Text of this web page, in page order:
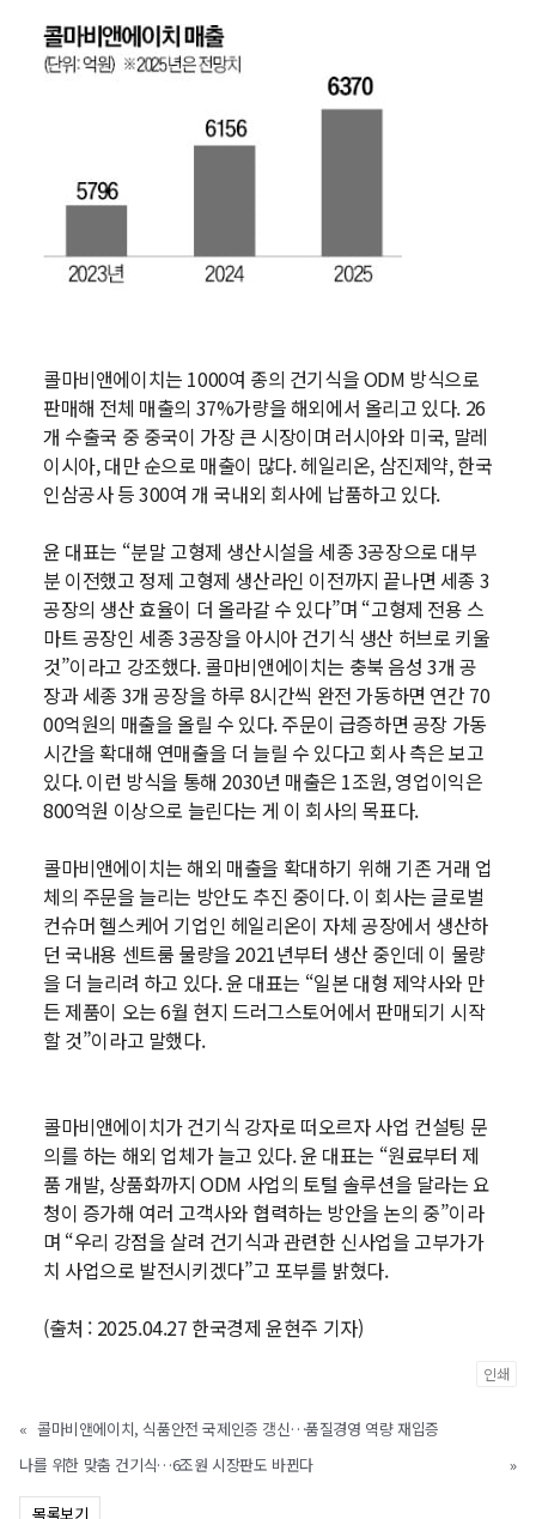
콜마비앤에이치는 1000여 종의 건기식을 ODM 방식으로
판매해 전체 매출의 37%가량을 해외에서 올리고 있다. 26
개 수출국 중 중국이 가장 큰 시장이며 러시아와 미국, 말레
이시아, 대만 순으로 매출이 많다. 헤일리온, 삼진제약, 한국
인삼공사 등 300여 개 국내외 회사에 납품하고 있다.
윤 대표는 “분말 고형제 생산시설을 세종 3공장으로 대부
분 이전했고 정제 고형제 생산라인 이전까지 끝나면 세종 3
공장의 생산 효율이 더 올라갈 수 있다”며 “고형제 전용 스
마트 공장인 세종 3공장을 아시아 건기식 생산 허브로 키울
것”이라고 강조했다. 콜마비앤에이치는 충북 음성 3개 공
장과 세종 3개 공장을 하루 8시간씩 완전 가동하면 연간 70
00억원의 매출을 올릴 수 있다. 주문이 급증하면 공장 가동
시간을 확대해 연매출을 더 늘릴 수 있다고 회사 측은 보고
있다. 이런 방식을 통해 2030년 매출은 1조원, 영업이익은
800억원 이상으로 늘린다는 게 이 회사의 목표다.
콜마비앤에이치는 해외 매출을 확대하기 위해 기존 거래 업
체의 주문을 늘리는 방안도 추진 중이다. 이 회사는 글로벌
컨슈머 헬스케어 기업인 헤일리온이 자체 공장에서 생산하
던 국내용 센트룸 물량을 2021년부터 생산 중인데 이 물량
을 더 늘리려 하고 있다. 윤 대표는 “일본 대형 제약사와 만
든 제품이 오는 6월 현지 드러그스토어에서 판매되기 시작
할 것”이라고 말했다.
콜마비앤에이치가 건기식 강자로 떠오르자 사업 컨설팅 문
의를 하는 해외 업체가 늘고 있다. 윤 대표는 “원료부터 제
품 개발, 상품화까지 ODM 사업의 토털 솔루션을 달라는 요
청이 증가해 여러 고객사와 협력하는 방안을 논의 중”이라
며 “우리 강점을 살려 건기식과 관련한 신사업을 고부가가
치 사업으로 발전시키겠다”고 포부를 밝혔다.
(출처 : 2025.04.27 한국경제 윤현주 기자)
인쇄
« 콜마비앤에이치, 식품안전 국제인증 갱신…품질경영 역량 재입증
나를 위한 맞춤 건기식…6조원 시장판도 바뀐다
»
목록보기